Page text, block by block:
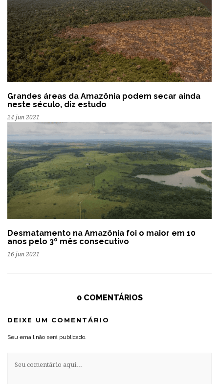
Grandes áreas da Amazônia podem secar ainda
neste século, diz estudo
24 jun 2021
Desmatamento na Amazônia foi o maior em 10
anos pelo 3º mês consecutivo
16 jun 2021
0 COMENTÁRIOS
DEIXE UM COMENTÁRIO
Seu email não será publicado.